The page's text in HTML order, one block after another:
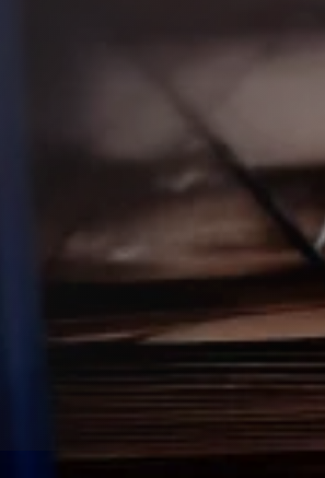
i Helsingør kan
i både ældre og nyere
dig med lokale partnere,
komme videre med
+45 51 90 85 46